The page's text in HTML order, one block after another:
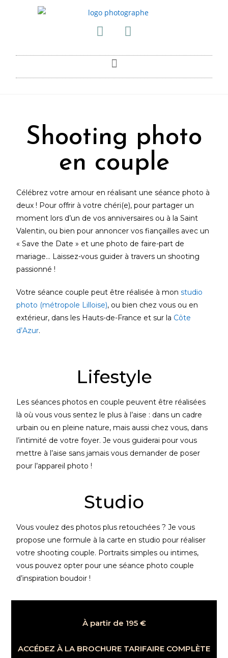
Shooting photo
en couple
Célébrez votre amour en réalisant une séance photo à
deux ! Pour offrir à votre chéri(e), pour partager un
moment lors d’un de vos anniversaires ou à la Saint
Valentin, ou bien pour annoncer vos fiançailles avec un
« Save the Date » et une photo de faire-part de
mariage… Laissez-vous guider à travers un shooting
passionné !
Votre séance couple peut être réalisée à monstudio
photo (métropole Lilloise), ou bien chez vous ou en
extérieur, dans les Hauts-de-France et sur la Côte
d’Azur.
Lifestyle
Les séances photos en couple peuvent être réalisées
là où vous vous sentez le plus à l’aise : dans un cadre
urbain ou en pleine nature, mais aussi chez vous, dans
l’intimité de votre foyer. Je vous guiderai pour vous
mettre à l’aise sans jamais vous demander de poser
pour l’appareil photo !
Studio
Vous voulez des photos plus retouchées ? Je vous
propose une formule à la carte en studio pour réaliser
votre shooting couple. Portraits simples ou intimes,
vous pouvez opter pour une séance photo couple
d’inspiration boudoir !
À partir de 195 €
ACCÉDEZ À LA BROCHURE TARIFAIRE COMPLÈTE